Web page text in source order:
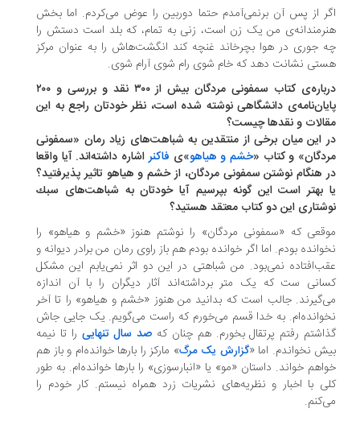
از پس آن برنمی‌آمدم حتما دوربین را عوض می‌کردم. اما بخش
من یک زن است، زنی به تمام، که بلد است دستش را
جوری در هوا بچرخاند غنچه کند انگشت‌هاش را به عنوان مرکز
نشانت دهد که خام شوی رام شوی آرام شوی.
درباره‌ی كتاب سمفونی مردگان بیش از ۳۰۰ نقد و بررسی و ۲۰۰
دانشگاهی نوشته شده است، نظر خودتان راجع به این
و نقدها چیست؟
این میان برخی از منتقدین به شباهت‌های زیاد رمان «سمفونی
و كتاب «خشم و هیاهو»یفاكنراشاره داشته‌اند. آیا واقعا
هنگام نوشتن سمفونی مردگان، از خشم و هیاهو تاثیر پذیرفتید؟
بهتر است این گونه بپرسیم آیا خودتان به شباهت‌های سبك
این دو كتاب معتقد هستید؟
که «سمفونی مردگان» را نوشتم هنوز «خشم و هیاهو» را
بودم. اما اگر خوانده بودم هم باز راوی رمان من برادر دیوانه و
نمی‌بود. من شباهتی در این دو اثر نمی‌یابم این مشکل
ست که یک متر برداشته‌اند آثار دیگران را با آن اندازه
جالب است که بدانید من هنوز «خشم و هیاهو» را تا آخر
به خدا قسم می‌خورم که راست می‌گویم. یک جایی جاش
رفتم پرتقال بخورم. هم چنان کهصد سال تنهایی را تا نیمه
نخواندم. اما «گزارش یک مرگ» مارکز را بارها خوانده‌ام و باز هم
خواند. داستان «مو» یا «انبارسوزی» را بارها خوانده‌ام. به طور
با اخبار و نظریه‌های نشریات زرد همراه نیستم. کار خودم را